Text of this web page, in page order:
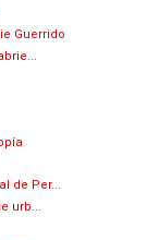
Guerrido
de Per...
urb...